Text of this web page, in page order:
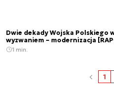
Dwie dekady Wojska Polskiego
wyzwaniem – modernizacja
1 min.
1